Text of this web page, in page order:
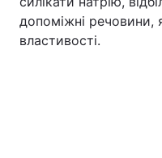
допоміжні речовини,
властивості.